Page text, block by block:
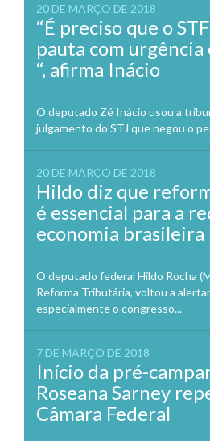
20 DE MARÇO DE 2018
“É preciso que o
pauta com urgência
“, afirma Inácio
O deputado Zé Inácio usou a
julgamento do STJ que negou o
20 DE MARÇO DE 2018
Hildo diz que
é essencial para a
economia brasileira
O deputado federal Hildo Rocha
Reforma Tributária, voltou a
especialmente o congresso...
7 DE MARÇO DE 2018
Início da pré-
Roseana Sarney
Câmara Federal